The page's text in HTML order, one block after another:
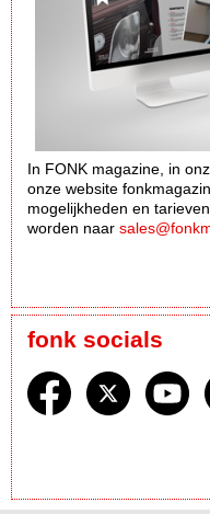
In FONK magazine, in
onze website
mogelijkheden en
worden naar
fonk socials